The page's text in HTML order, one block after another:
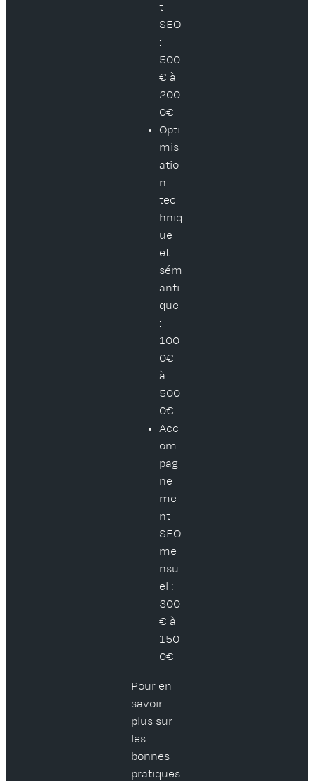
t
SEO
:
500
€ à
200
0€
Opti
mis
atio
n
tec
hniq
ue
et
sém
anti
que
:
100
0€
à
500
0€
Acc
om
pag
ne
me
nt
SEO
me
nsu
el :
300
€ à
150
0€
Pour en
savoir
plus sur
les
bonnes
pratiques